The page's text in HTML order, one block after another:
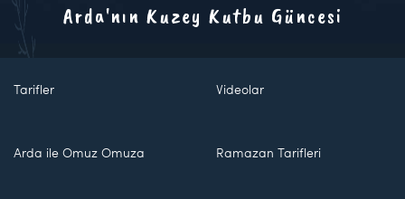
Arda'nın Kuzey Kutbu Güncesi
Tarifler Videolar
Arda ile Omuz Omuza Ramazan Tarifleri